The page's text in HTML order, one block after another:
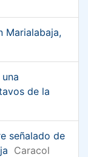
Marialabaja,
de la
señalado de
Caracol